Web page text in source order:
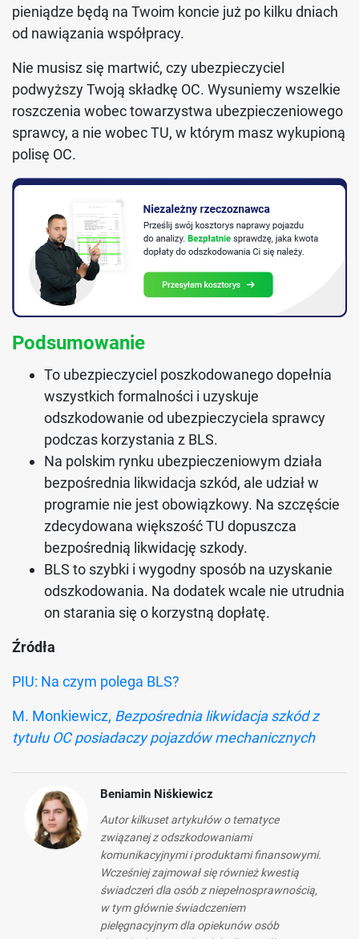
pieniądze będą na Twoim koncie już po kilku dniach
od nawiązania współpracy.
Nie musisz się martwić, czy ubezpieczyciel
podwyższy Twoją składkę OC. Wysuniemy wszelkie
roszczenia wobec towarzystwa ubezpieczeniowego
sprawcy, a nie wobec TU, w którym masz wykupioną
polisę OC.
Podsumowanie
To ubezpieczyciel poszkodowanego dopełnia
wszystkich formalności i uzyskuje
odszkodowanie od ubezpieczyciela sprawcy
podczas korzystania z BLS.
Na polskim rynku ubezpieczeniowym działa
bezpośrednia likwidacja szkód, ale udział w
programie nie jest obowiązkowy. Na szczęście
zdecydowana większość TU dopuszcza
bezpośrednią likwidację szkody.
BLS to szybki i wygodny sposób na uzyskanie
odszkodowania. Na dodatek wcale nie utrudnia
on starania się o korzystną dopłatę.
Źródła
PIU: Na czym polega BLS?
M. Monkiewicz, Bezpośrednia likwidacja szkód z
tytułu OC posiadaczy pojazdów mechanicznych
Beniamin Niśkiewicz
Autor kilkuset artykułów o tematyce
związanej z odszkodowaniami
komunikacyjnymi i produktami finansowymi.
Wcześniej zajmował się również kwestią
świadczeń dla osób z niepełnosprawnością,
w tym głównie świadczeniem
pielęgnacyjnym dla opiekunów osób